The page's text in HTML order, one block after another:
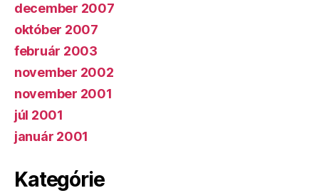
december 2007
október 2007
február 2003
november 2002
november 2001
júl 2001
január 2001
Kategórie